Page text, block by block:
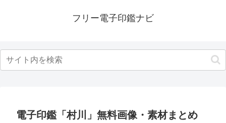
フリー電子印鑑ナビ
電子印鑑「村川」無料画像・素材まとめ